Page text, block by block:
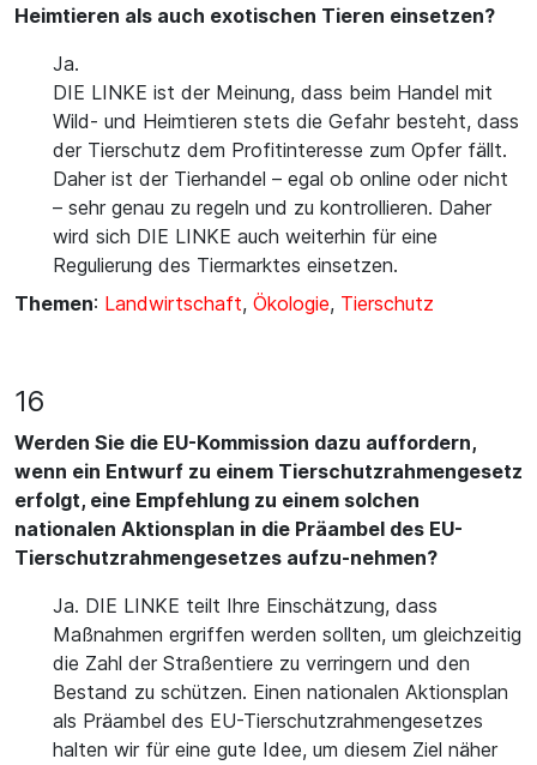
Heimtieren als auch exotischen Tieren einsetzen?
Ja.
DIE LINKE ist der Meinung, dass beim Handel mit
Wild- und Heimtieren stets die Gefahr besteht, dass
der Tierschutz dem Profitinteresse zum Opfer fällt.
Daher ist der Tierhandel – egal ob online oder nicht
– sehr genau zu regeln und zu kontrollieren. Daher
wird sich DIE LINKE auch weiterhin für eine
Regulierung des Tiermarktes einsetzen.
Themen: Landwirtschaft, Ökologie, Tierschutz
16
Werden Sie die EU-Kommission dazu auffordern,
wenn ein Entwurf zu einem Tierschutzrahmengesetz
erfolgt, eine Empfehlung zu einem solchen
nationalen Aktionsplan in die Präambel des EU-
Tierschutzrahmengesetzes aufzu-nehmen?
Ja. DIE LINKE teilt Ihre Einschätzung, dass
Maßnahmen ergriffen werden sollten, um gleichzeitig
die Zahl der Straßentiere zu verringern und den
Bestand zu schützen. Einen nationalen Aktionsplan
als Präambel des EU-Tierschutzrahmengesetzes
halten wir für eine gute Idee, um diesem Ziel näher